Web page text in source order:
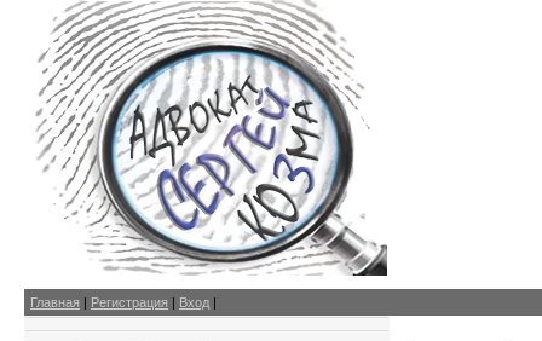
Главная | Регистрация | Вход |